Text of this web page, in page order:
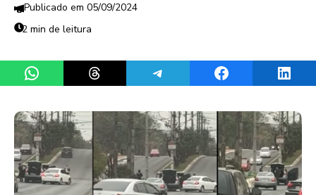
05/09/2024
2 min de leitura
Share on WhatsAppShare on ThreadsShare on TelegramShare on Facebook